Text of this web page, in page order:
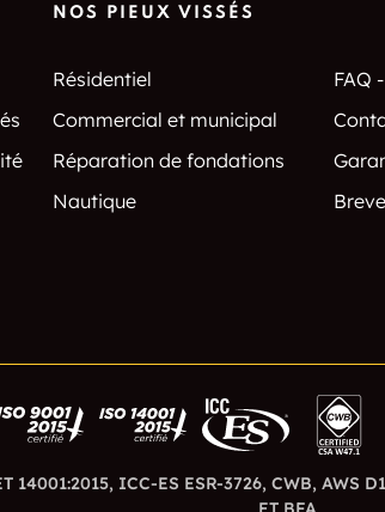
NOS PIEUX VISSÉS
Résidentiel
Commercial et municipal
Réparation de fondations
Nautique
FAQ
14001:2015, ICC-ES ESR-3726, CWB, AWS